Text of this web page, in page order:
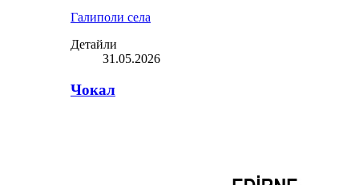
Галиполи села
Детайли
31.05.2026
Чокал